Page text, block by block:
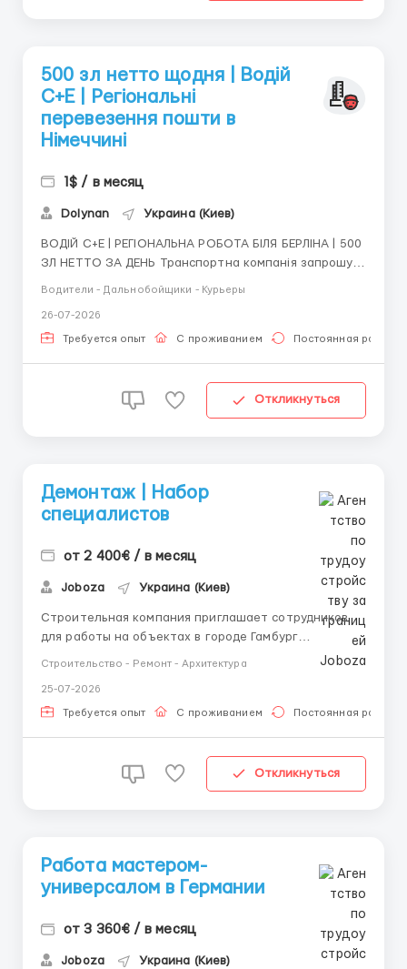
500 зл нетто щодня | Водій
C+E | Регіональні
перевезення пошти в
Німеччині
1$ / в месяц
Dolynan Украина (Киев)
ВОДІЙ C+E | РЕГІОНАЛЬНА РОБОТА БІЛЯ БЕРЛІНА | 500
ЗЛ НЕТТО ЗА ДЕНЬ Транспортна компанія запрошує
посилки Маршрути: постійні регіональні рейси по
Берліну та федеральній землі Бранденбу...
Водители - Дальнобойщики - Курьеры
26-07-2026
Требуется опыт С проживанием Постоянная работа
Откликнуться
Демонтаж | Набор
специалистов
от 2 400€ / в месяц
Joboza Украина (Киев)
Строительная компания приглашает сотрудников
для работы на объектах в городе Гамбург
после двух недель работы 🏠 Предоставляется
жилье 🚐 Организованная доставка до объекта 🛠️...
Строительство - Ремонт - Архитектура
25-07-2026
Требуется опыт С проживанием Постоянная работа
Откликнуться
Работа мастером-
универсалом в Германии
от 3 360€ / в месяц
Joboza Украина (Киев)